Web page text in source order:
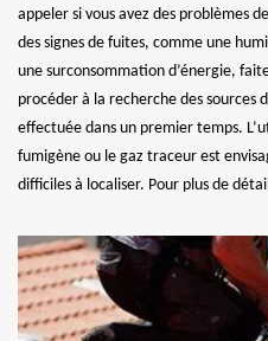
appeler si vous avez des problèmes
des signes de fuites, comme une
une surconsommation d’énergie,
procéder à la recherche des sources
effectuée dans un premier temps.
fumigène ou le gaz traceur est
difficiles à localiser. Pour plus de